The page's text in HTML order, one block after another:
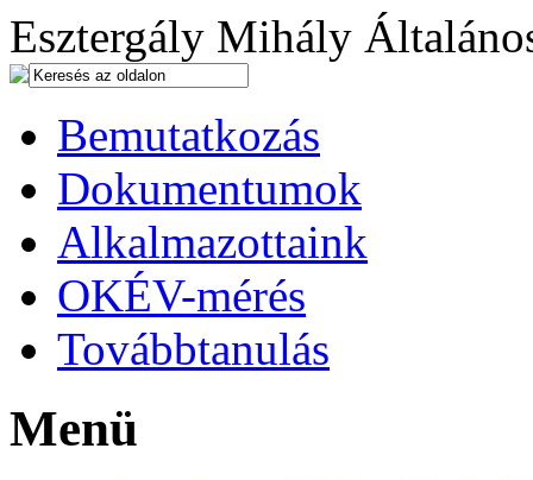
Esztergály Mihály
Bemutatkozás
Dokumentumok
Alkalmazottaink
OKÉV-mérés
Továbbtanulás
Menü